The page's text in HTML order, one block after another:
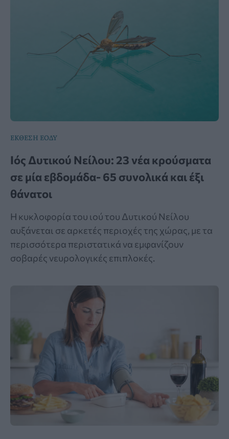
ΕΚΘΕΣΗ ΕΟΔΥ
Ιός Δυτικού Νείλου: 23 νέα κρούσματα
σε μία εβδομάδα- 65 συνολικά και έξι
θάνατοι
Η κυκλοφορία του ιού του Δυτικού Νείλου
αυξάνεται σε αρκετές περιοχές της χώρας, με τα
περισσότερα περιστατικά να εμφανίζουν
σοβαρές νευρολογικές επιπλοκές.